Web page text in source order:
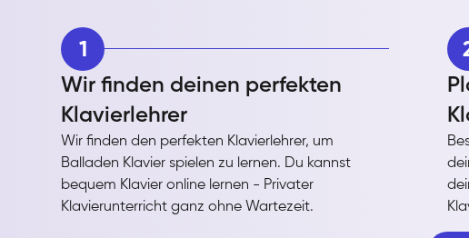
1
Wir finden deinen perfekten
Klavierlehrer
Wir finden den perfekten Klavierlehrer, um
Balladen Klavier spielen zu lernen. Du kannst
bequem Klavier online lernen - Privater
Klavierunterricht ganz ohne Wartezeit.